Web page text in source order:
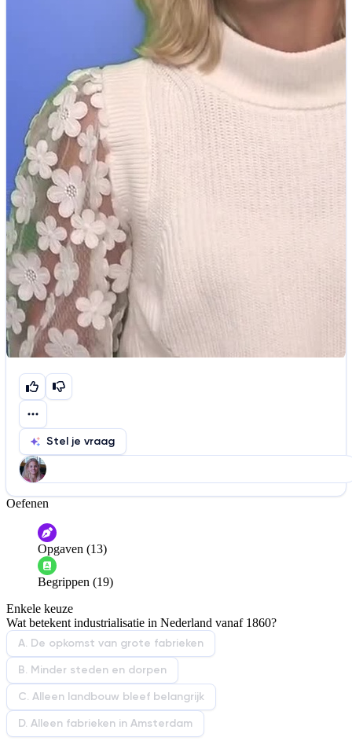
Stel je vraag
Help ons de video te verbeteren
De audio is slecht
Informatie is onjuist
De docent is te langdradig
De uitleg gaat te langzaam
Afspelen werkte niet
Iets anders
Oefenen
Opgaven (13)
Begrippen (19)
Enkele keuze
Wat betekent industrialisatie in Nederland vanaf 1860?
A. De opkomst van grote fabrieken
B. Minder steden en dorpen
C. Alleen landbouw bleef belangrijk
D. Alleen fabrieken in Amsterdam